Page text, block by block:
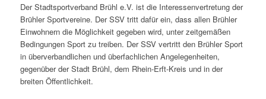
Der Stadtsportverband Brühl e.V. ist die Interessenvertretung der
Brühler Sportvereine. Der SSV tritt dafür ein, dass allen Brühler
Einwohnern die Möglichkeit gegeben wird, unter zeitgemäßen
Bedingungen Sport zu treiben. Der SSV vertritt den Brühler Sport
in überverbandlichen und überfachlichen Angelegenheiten,
gegenüber der Stadt Brühl, dem Rhein-Erft-Kreis und in der
breiten Öffentlichkeit.